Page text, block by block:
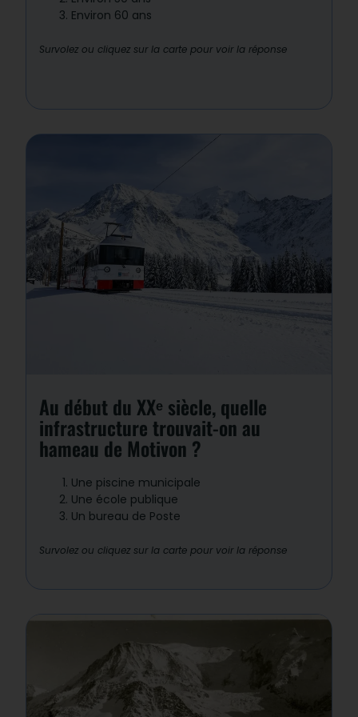
Environ 60 ans
Survolez ou cliquez sur la carte pour voir la réponse
Au début du XXᵉ siècle, quelle
infrastructure trouvait-on au
hameau de Motivon ?
Une piscine municipale
Une école publique
Un bureau de Poste
Survolez ou cliquez sur la carte pour voir la réponse
chaque jour en tramway.